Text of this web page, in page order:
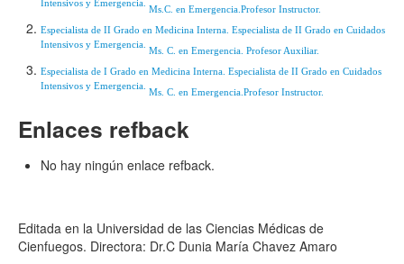
Intensivos y Emergencia. Ms.C. en Emergencia.Profesor Instructor.
Especialista de II Grado en Medicina Interna. Especialista de II Grado en Cuidados
Intensivos y Emergencia. Ms. C. en Emergencia. Profesor Auxiliar.
Especialista de I Grado en Medicina Interna. Especialista de II Grado en Cuidados
Intensivos y Emergencia. Ms. C. en Emergencia.Profesor Instructor.
Enlaces refback
No hay ningún enlace refback.
Editada en la Universidad de las Ciencias Médicas de
Cienfuegos. Directora: Dr.C Dunia María Chavez Amaro